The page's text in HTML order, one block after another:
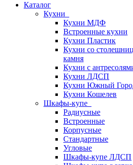
Каталог
Кухни
Кухни МДФ
Встроенные кухни
Кухни Пластик
Кухни со
камня
Кухни с
Кухни ЛДСП
Кухни Южный
Кухни Кошелев
Шкафы-купе
Радиусные
Встроенные
Корпусные
Стандартные
Угловые
Шкафы-купе ЛДСП